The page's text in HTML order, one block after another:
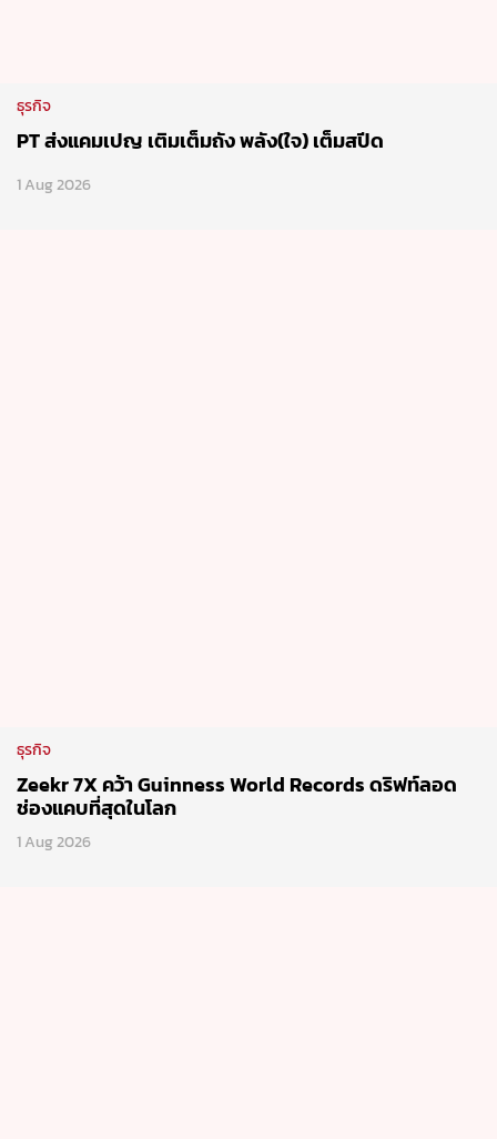
ธุรกิจ
PT ส่งแคมเปญ เติมเต็มถัง พลัง(ใจ) เต็มสปีด
1 Aug 2026
ธุรกิจ
Zeekr 7X คว้า Guinness World Records ดริฟท์ลอด
ช่องแคบที่สุดในโลก
1 Aug 2026